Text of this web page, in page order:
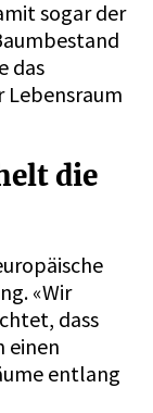
sogar der
das
die
«Wir
dass
einen
entlang